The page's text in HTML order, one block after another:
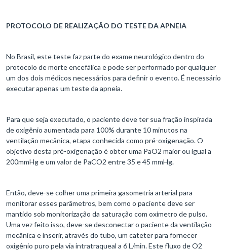
PROTOCOLO DE REALIZAÇÃO DO TESTE DA APNEIA
No Brasil, este teste faz parte do exame neurológico dentro do
protocolo de morte encefálica e pode ser performado por qualquer
um dos dois médicos necessários para definir o evento. É necessário
executar apenas um teste da apneia.
Para que seja executado, o paciente deve ter sua fração inspirada
de oxigênio aumentada para 100% durante 10 minutos na
ventilação mecânica, etapa conhecida como pré-oxigenação. O
objetivo desta pré-oxigenação é obter uma PaO2 maior ou igual a
200mmHg e um valor de PaCO2 entre 35 e 45 mmHg.
Então, deve-se colher uma primeira gasometria arterial para
monitorar esses parâmetros, bem como o paciente deve ser
mantido sob monitorização da saturação com oxímetro de pulso.
Uma vez feito isso, deve-se desconectar o paciente da ventilação
mecânica e inserir, através do tubo, um cateter para fornecer
oxigênio puro pela via intratraqueal a 6 L/min. Este fluxo de O2